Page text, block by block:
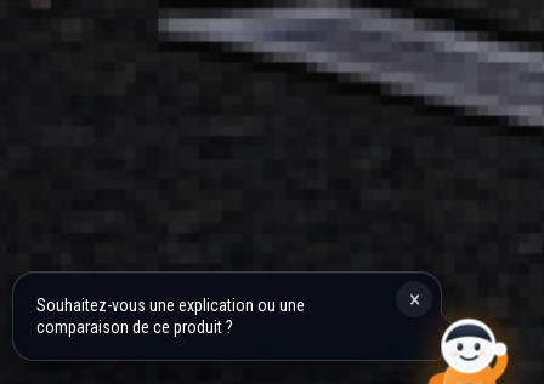
Souhaitez-vous une explication ou une
comparaison de ce produit ?
×